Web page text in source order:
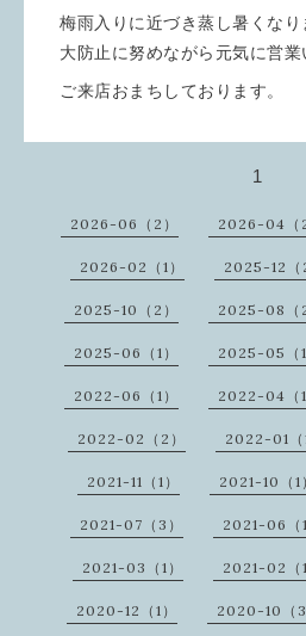
梅雨入りに近づき蒸し暑くな
大防止に努めながら元気に営業
ご来店おまちしております。
1
2026-06（2） 2026-04（2
2026-02（1） 2025-12（
2025-10（2） 2025-08（2
2025-06（1） 2025-05（1
2022-06（1） 2022-04（1
2022-02（2） 2022-01（1
2021-11（1） 2021-10（1）
2021-07（3） 2021-06（1
2021-03（1） 2021-02（1
2020-12（1） 2020-10（3